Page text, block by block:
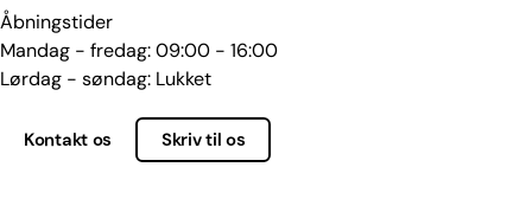
Åbningstider
Mandag - fredag: 09:00 - 16:00
Lørdag - søndag: Lukket
Kontakt os Skriv til os